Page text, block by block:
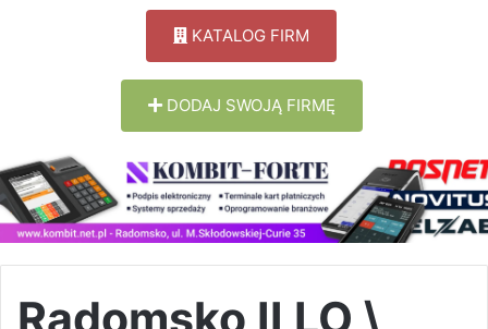
KATALOG FIRM
DODAJ SWOJĄ FIRMĘ
Radomsko II LO \